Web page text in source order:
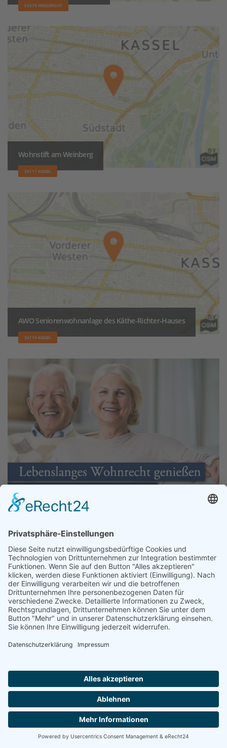
63579 FREIGERICHT
Wohnstift am Weinberg
34117 KASSEL
AWO Seniorenwohnanlage des Käthe-Richter-Hauses
34119 KASSEL
Wohnen mit Service Schönfelder Straße